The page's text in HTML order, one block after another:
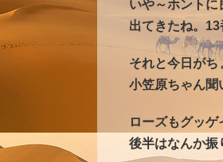
いや～ホントに
出てきたね。
それと今日が
小笠原ちゃん聞
ローズもグッゲ
後半はなんか振